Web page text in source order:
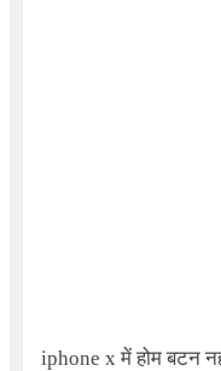
iphone x में होम बटन